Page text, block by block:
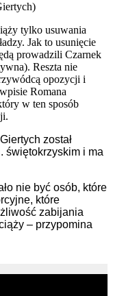
tylko usuwania
Jak to usunięcie
prowadzili Czarnek
Reszta nie
opozycji i
Romana
w ten sposób
został
świętokrzyskim i ma
nie być osób, które
które
zabijania
– przypomina